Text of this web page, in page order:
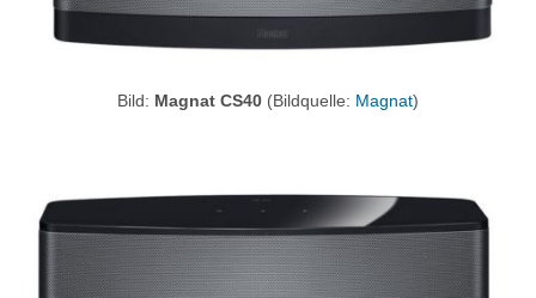
Bild: Magnat CS40 (Bildquelle: Magnat)